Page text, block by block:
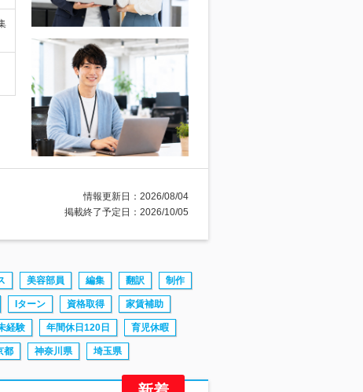
情報更新日：2026/08/04
掲載終了予定日：2026/10/05
美容部員 編集 翻訳 制作
Iターン 資格取得 家賃補助
経験 年間休日120日 育児休暇
都 神奈川県 埼玉県